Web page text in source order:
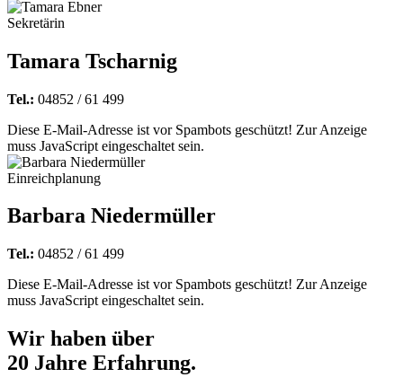
Sekretärin
Tamara Tscharnig
Tel.: 04852 / 61 499
Diese E-Mail-Adresse ist vor Spambots geschützt! Zur Anzeige
muss JavaScript eingeschaltet sein.
Einreichplanung
Barbara Niedermüller
Tel.: 04852 / 61 499
Diese E-Mail-Adresse ist vor Spambots geschützt! Zur Anzeige
muss JavaScript eingeschaltet sein.
Wir haben über
20 Jahre Erfahrung.